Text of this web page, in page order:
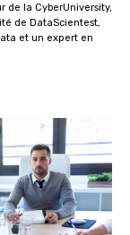
de la CyberUniversity,
de DataScientest,
et un expert en